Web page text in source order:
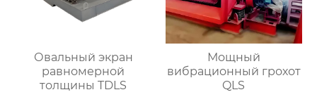
Овальный экран
равномерной
толщины TDLS
Мощный
вибрационный грохот
QLS